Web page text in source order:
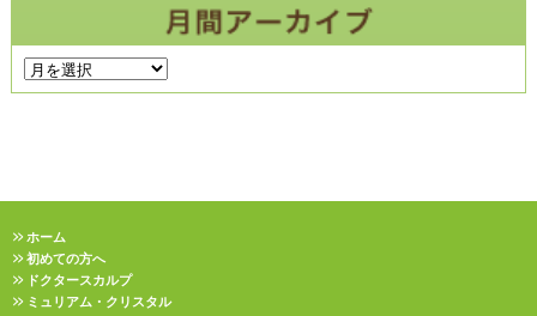
ホーム
初めての方へ
ドクタースカルプ
ミュリアム・クリスタル